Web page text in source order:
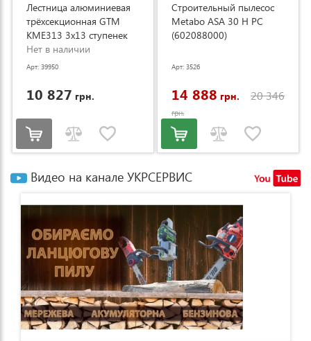
Лестница алюминиевая
трёхсекционная GTM
KME313 3x13 ступенек
3.53-8.93м (KME313)
Нет в наличии
Арт: 39950
10 827 грн.
Строительный пылесос
Metabo ASA 30 H PC
(602088000)
Арт: 3526
14 888 грн. 20 346
грн.
Видео на канале УКРСЕРВИС